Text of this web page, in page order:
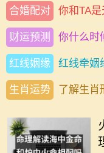
合婚配对 你和TA
财运预测 你什么时
红线姻缘 红线牵姻
生肖运势 了解生肖